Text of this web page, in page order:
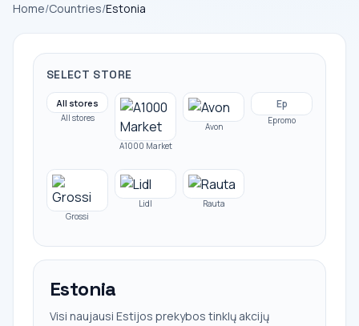
Home/Countries/Estonia
SELECT STORE
All stores
All stores
A1000 Market
Avon
Ep
Epromo
Grossi
Lidl Rauta
Estonia
Visi naujausi Estijos prekybos tinklų akcijų